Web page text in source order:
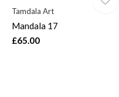
Tamdala Art
Mandala 17
£65.00